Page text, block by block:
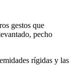
gestos que
pecho
rígidas y las